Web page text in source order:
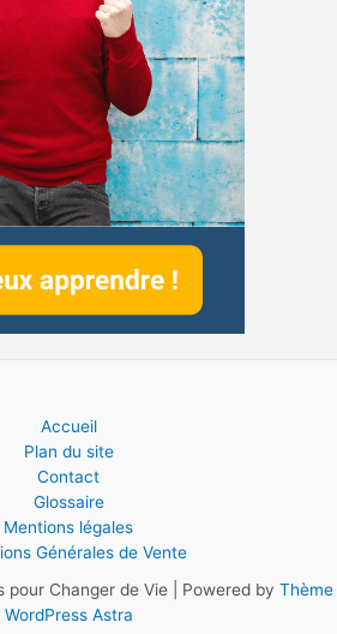
Accueil
Plan du site
Contact
Glossaire
Mentions légales
Générales de Vente
Changer de Vie | Powered by Thème
WordPress Astra